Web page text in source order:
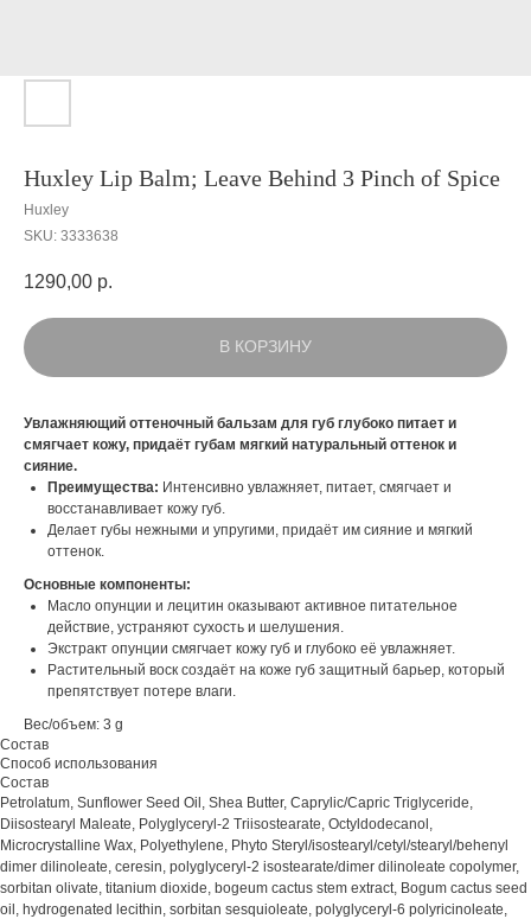
Huxley Lip Balm; Leave Behind 3 Pinch of Spice
Huxley
SKU: 3333638
1290,00 р.
В КОРЗИНУ
Увлажняющий оттеночный бальзам для губ глубоко питает и
смягчает кожу, придаёт губам мягкий натуральный оттенок и
сияние.
Преимущества: Интенсивно увлажняет, питает, смягчает и
восстанавливает кожу губ.
Делает губы нежными и упругими, придаёт им сияние и мягкий
оттенок.
Основные компоненты:
Масло опунции и лецитин оказывают активное питательное
действие, устраняют сухость и шелушения.
Экстракт опунции смягчает кожу губ и глубоко её увлажняет.
Растительный воск создаёт на коже губ защитный барьер, который
препятствует потере влаги.
Вес/объем: 3 g
Состав
Способ использования
Состав
Petrolatum, Sunflower Seed Oil, Shea Butter, Caprylic/Capric Triglyceride,
Diisostearyl Maleate, Polyglyceryl-2 Triisostearate, Octyldodecanol,
Microcrystalline Wax, Polyethylene, Phyto Steryl/isostearyl/cetyl/stearyl/behenyl
dimer dilinoleate, ceresin, polyglyceryl-2 isostearate/dimer dilinoleate copolymer,
sorbitan olivate, titanium dioxide, bogeum cactus stem extract, Bogum cactus seed
oil, hydrogenated lecithin, sorbitan sesquioleate, polyglyceryl-6 polyricinoleate,